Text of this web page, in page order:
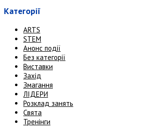
Категорії
ARTS
STEM
Анонс події
Без категорії
Виставки
Захід
Змагання
ЛІДЕРИ
Розклад занять
Свята
Тренінги